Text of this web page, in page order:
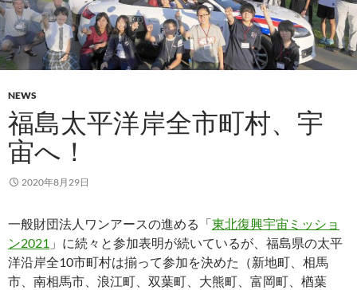
NEWS
福島太平洋岸全市町村、宇
宙へ！
2020年8月29日
一般財団法人ワンアースの進める「東北復興宇宙ミッショ
ン2021 」に続々と参加表明が続いているが、福島県の太平
洋沿岸全10市町村は揃って参加を決めた（新地町、相馬
市、南相馬市、浪江町、双葉町、大熊町、富岡町、楢葉